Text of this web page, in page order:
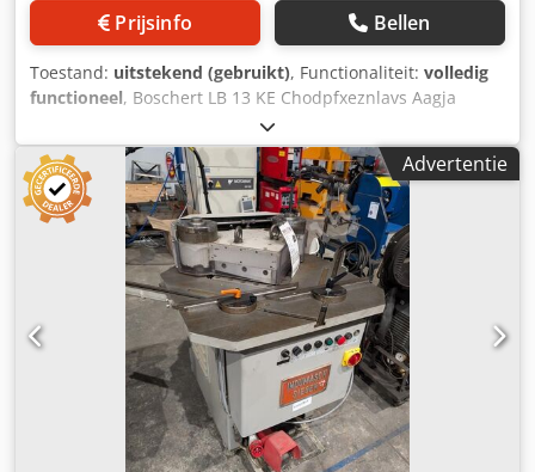
Prijsinfo Bellen
Toestand: uitstekend (gebruikt), Functionaliteit: volledig
functioneel, Boschert LB 13 KE Chodpfxeznlavs Aagja
Hydraulische machine met 2 werkstations voor het
uitkerven en insnijden. De LB 13 KE onderscheidt zich van
het basismodel door een tweede werkstation. Werkstation
1 Uitkerven met een vaste hoek van 90°, snijlengte 225 mm
x 225 mm, 6 mm staal St 40, 4 mm roestvast staal.
Werkstation 2 Insnijden tot een diepte van 100 mm, 25 mm
breed (naar wens in breedte aan te passen), 4 mm dik in
staal St 40, 3 mm dik in roestvast staal. De LB 13 KE
verkeert in zeer goede staat en is volledig functioneel.
Lengte 1350 mm Breedte 1100 mm Hoogte 1400 mm
Werktableaushoogte 900 mm Gewicht 1100 kg
Advertentie